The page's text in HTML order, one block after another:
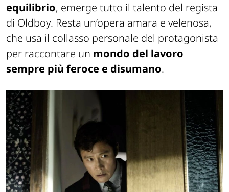
equilibrio, emerge tutto il talento del regista
di Oldboy. Resta un’opera amara e velenosa,
che usa il collasso personale del protagonista
per raccontare un mondo del lavoro
sempre più feroce e disumano.